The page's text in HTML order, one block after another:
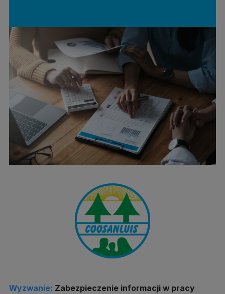
Wyzwanie: Zabezpieczenie informacji w pracy